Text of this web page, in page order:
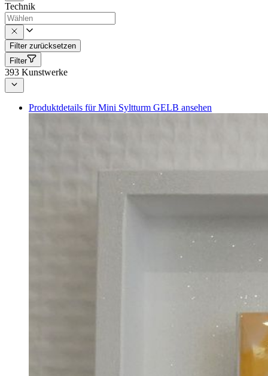
Technik
Filter zurücksetzen
Filter
393 Kunstwerke
Produktdetails für Mini Syltturm GELB ansehen